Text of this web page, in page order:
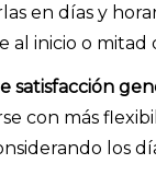
en días y
al inicio o mitad
satisfacción
con más
los